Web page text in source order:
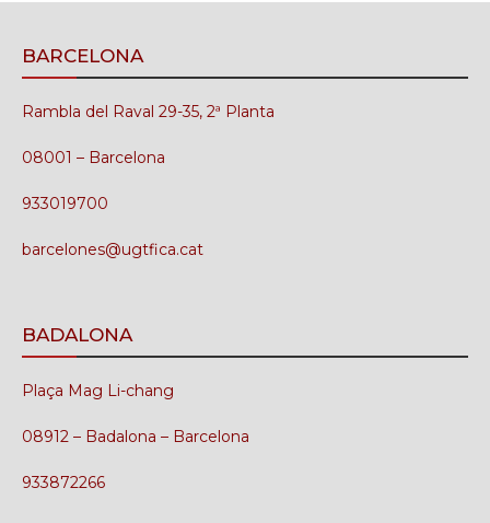
BARCELONA
Rambla del Raval 29-35, 2ª Planta
08001 – Barcelona
933019700
barcelones@ugtfica.cat
BADALONA
Plaça Mag Li-chang
08912 – Badalona – Barcelona
933872266